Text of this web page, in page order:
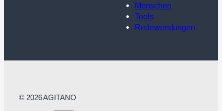
Menschen
Tools
Redewendungen
© 2026 AGITANO